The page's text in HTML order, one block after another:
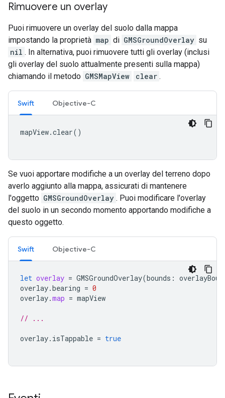
Rimuovere un overlay
Puoi rimuovere un overlay del suolo dalla mappa
impostando la proprietà map di GMSGroundOverlay su
nil . In alternativa, puoi rimuovere tutti gli overlay (inclusi
gli overlay del suolo attualmente presenti sulla mappa)
chiamando il metodo GMSMapView clear .
Swift Objective-C
mapView.clear()
Se vuoi apportare modifiche a un overlay del terreno dopo
averlo aggiunto alla mappa, assicurati di mantenere
l'oggetto GMSGroundOverlay . Puoi modificare l'overlay
del suolo in un secondo momento apportando modifiche a
questo oggetto.
Swift Objective-C
let overlay = GMSGroundOverlay(bounds :
overlay.bearing = 0
overlay.map = mapView
// ...
overlay. isTappable = true